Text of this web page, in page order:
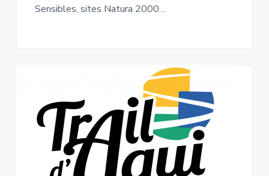
Sensibles, sites Natura 2000…